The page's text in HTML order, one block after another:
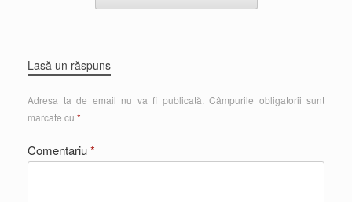
Lasă un răspuns
Adresa ta de email nu va fi publicată. Câmpurile obligatorii sunt
marcate cu *
Comentariu*